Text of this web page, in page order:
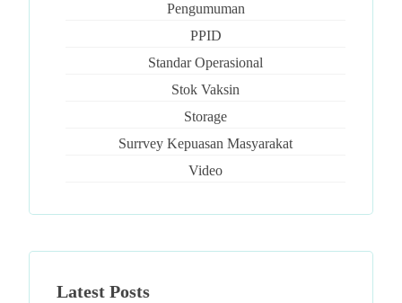
Pengumuman
PPID
Standar Operasional
Stok Vaksin
Storage
Surrvey Kepuasan Masyarakat
Video
Latest Posts